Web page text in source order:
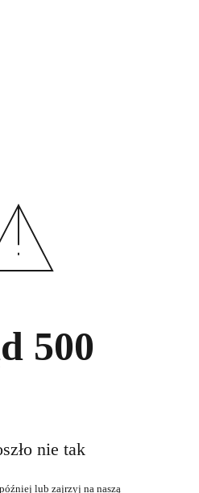
500
nie tak